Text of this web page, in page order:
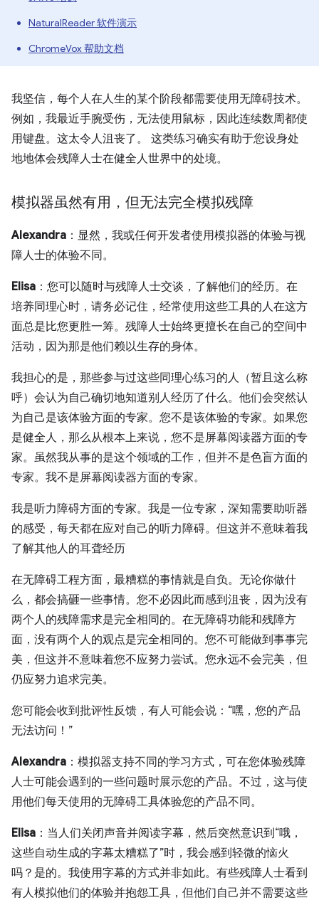
NaturalReader 软件演示
ChromeVox 帮助文档
我坚信，每个人在人生的某个阶段都需要使用无障碍技术。
例如，我最近手腕受伤，无法使用鼠标，因此连续数周都使
用键盘。这太令人沮丧了。 这类练习确实有助于您设身处
地地体会残障人士在健全人世界中的处境。
模拟器虽然有用，但无法完全模拟残障
Alexandra ：显然，我或任何开发者使用模拟器的体验与视
障人士的体验不同。
Elisa ：您可以随时与残障人士交谈，了解他们的经历。在
培养同理心时，请务必记住，经常使用这些工具的人在这方
面总是比您更胜一筹。残障人士始终更擅长在自己的空间中
活动，因为那是他们赖以生存的身体。
我担心的是，那些参与过这些同理心练习的人（暂且这么称
呼）会认为自己确切地知道别人经历了什么。他们会突然认
为自己是该体验方面的专家。您不是该体验的专家。如果您
是健全人，那么从根本上来说，您不是屏幕阅读器方面的专
家。虽然我从事的是这个领域的工作，但并不是色盲方面的
专家。我不是屏幕阅读器方面的专家。
我是听力障碍方面的专家。我是一位专家，深知需要助听器
的感受，每天都在应对自己的听力障碍。但这并不意味着我
了解其他人的耳聋经历
在无障碍工程方面，最糟糕的事情就是自负。无论你做什
么，都会搞砸一些事情。您不必因此而感到沮丧，因为没有
两个人的残障需求是完全相同的。在无障碍功能和残障方
面，没有两个人的观点是完全相同的。您不可能做到事事完
美，但这并不意味着您不应努力尝试。您永远不会完美，但
仍应努力追求完美。
您可能会收到批评性反馈，有人可能会说：“嘿，您的产品
无法访问！”
Alexandra ：模拟器支持不同的学习方式，可在您体验残障
人士可能会遇到的一些问题时展示您的产品。不过，这与使
用他们每天使用的无障碍工具体验您的产品不同。
Elisa ：当人们关闭声音并阅读字幕，然后突然意识到“哦，
这些自动生成的字幕太糟糕了”时，我会感到轻微的恼火
吗？是的。我使用字幕的方式并非如此。有些残障人士看到
有人模拟他们的体验并抱怨工具，但他们自己并不需要这些